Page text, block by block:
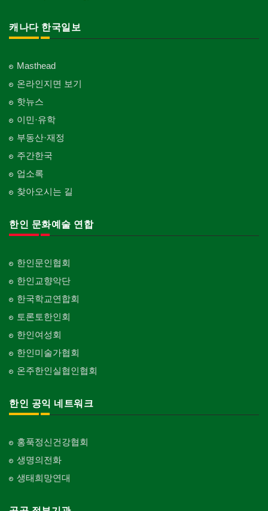
캐나다 한국일보
Masthead
온라인지면 보기
핫뉴스
이민·유학
부동산·재정
주간한국
업소록
찾아오시는 길
한인 문화예술 연합
한인문인협회
한인교향악단
한국학교연합회
토론토한인회
한인여성회
한인미술가협회
온주한인실협인협회
한인 공익 네트워크
홍푹정신건강협회
생명의전화
생태희망연대